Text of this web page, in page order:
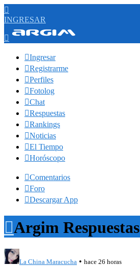

INGRESAR

Ingresar
Registrarme
Perfiles
Fotolog
Chat
Respuestas
Rankings
Noticias
El Tiempo
Horóscopo
Comentarios
Foro
Descargar App
Argim Respuestas
La China Maracucha • hace 26 horas